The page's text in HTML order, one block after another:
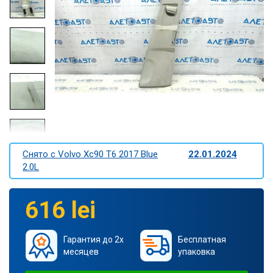
Снято c Volvo Xc90 T6 2017 Blue
2.0L
22.01.2024
616 lei
Гарантия до 2х
месяцев
Бесплатная
упаковка